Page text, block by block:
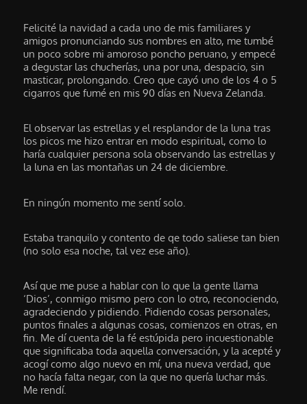
Felicité la navidad a cada uno de mis familiares y
amigos pronunciando sus nombres en alto, me tumbé
un poco sobre mi amoroso poncho peruano, y empecé
a degustar las chucherías, una por una, despacio, sin
masticar, prolongando. Creo que cayó uno de los 4 o 5
cigarros que fumé en mis 90 días en Nueva Zelanda.
El observar las estrellas y el resplandor de la luna tras
los picos me hizo entrar en modo espiritual, como lo
haría cualquier persona sola observando las estrellas y
la luna en las montañas un 24 de diciembre.
En ningún momento me sentí solo.
Estaba tranquilo y contento de qe todo saliese tan bien
(no solo esa noche, tal vez ese año).
Así que me puse a hablar con lo que la gente llama
‘Dios’, conmigo mismo pero con lo otro, reconociendo,
agradeciendo y pidiendo. Pidiendo cosas personales,
puntos finales a algunas cosas, comienzos en otras, en
fin. Me dí cuenta de la fé estúpida pero incuestionable
que significaba toda aquella conversación, y la acepté y
acogí como algo nuevo en mí, una nueva verdad, que
no hacía falta negar, con la que no quería luchar más.
Me rendí.